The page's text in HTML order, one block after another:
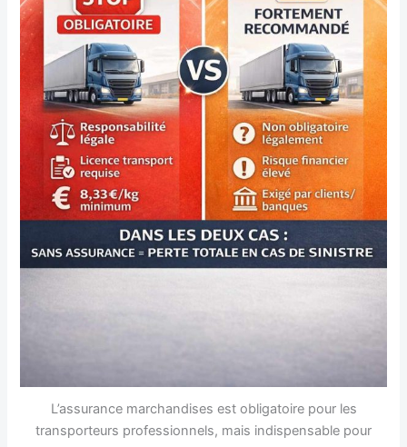
L’assurance marchandises est obligatoire pour les
transporteurs professionnels, mais indispensable pour